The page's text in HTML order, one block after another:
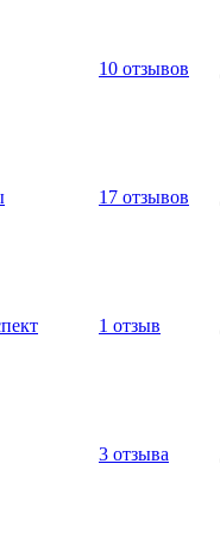
10 отзывов
17 отзывов
1 отзыв
3 отзыва